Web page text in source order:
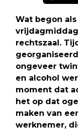
Wat begon
rechtszaal.
ongeveer
en alcohol
moment dat
het op dat
maken van
werknemer,